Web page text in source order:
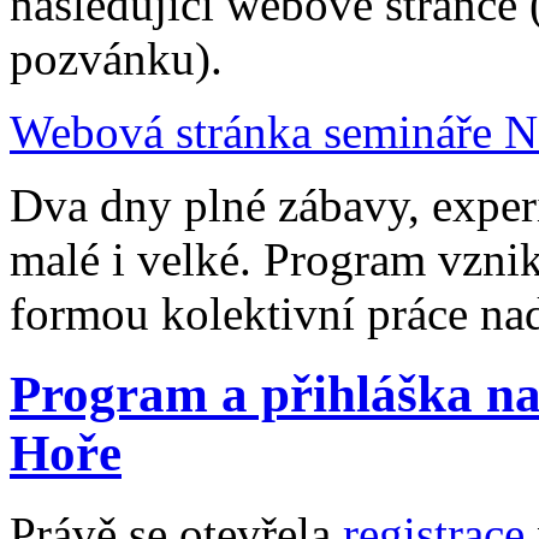
pozvánku).
Webová stránka semináře
Dva dny plné zábavy,
malé i velké. Program
formou kolektivní práce
Program a přihláška
Hoře